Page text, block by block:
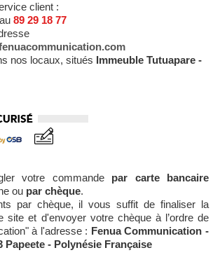
client :
89 29 18 77
nos locaux, situés Immeuble Tutuapare -
votre commande par carte bancaire
ou par chèque.
par chèque, il vous suffit de finaliser la
site et d'envoyer votre chèque à l’ordre de
à l'adresse : Fenua Communication -
Papeete - Polynésie Française